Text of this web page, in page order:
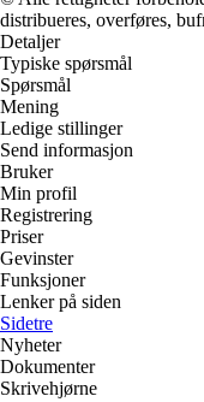
distribueres, overføres,
Detaljer
Typiske spørsmål
Spørsmål
Mening
Ledige stillinger
Send informasjon
Bruker
Min profil
Registrering
Priser
Gevinster
Funksjoner
Lenker på siden
Sidetre
Nyheter
Dokumenter
Skrivehjørne